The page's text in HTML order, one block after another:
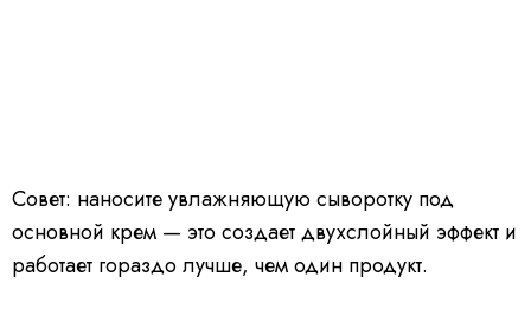
Совет: наносите увлажняющую сыворотку под
основной крем — это создает двухслойный эффект и
работает гораздо лучше, чем один продукт.